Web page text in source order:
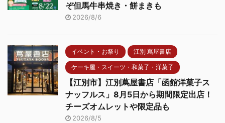
ぞ但馬牛串焼き・餅まきも
2026/8/6
イベント・お祭り 江別 蔦屋書店
ケーキ屋・スイーツ・和菓子・洋菓子
【江別市】江別蔦屋書店「函館洋菓子ス
ナッフルス」8月5日から期間限定出店！
チーズオムレットや限定品も
2026/8/5